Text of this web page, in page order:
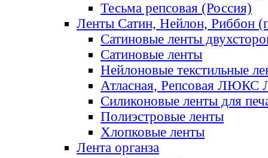
Тесьма репсовая (Россия)
Ленты Сатин, Нейлон, Риббон
Сатиновые ленты
Сатиновые ленты
Нейлоновые текстильные
Атласная, Репсовая ЛЮКС
Силиконовые ленты для
Полиэстровые ленты
Хлопковые ленты
Лента органза